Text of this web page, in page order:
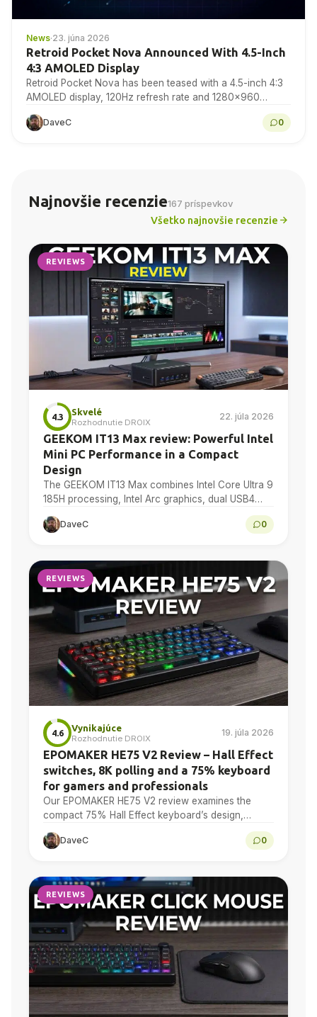
News·23. júna 2026
Retroid Pocket Nova Announced With 4.5-Inch
4:3 AMOLED Display
Retroid Pocket Nova has been teased with a 4.5-inch 4:3
AMOLED display, 120Hz refresh rate and 1280×960
DaveC 0
Najnovšie recenzie167 príspevkov
Všetko najnovšie recenzie
REVIEWS
4.3
Skvelé
Rozhodnutie DROIX
22. júla 2026
GEEKOM IT13 Max review: Powerful Intel
Mini PC Performance in a Compact
Design
The GEEKOM IT13 Max combines Intel Core Ultra 9
185H processing, Intel Arc graphics, dual USB4
DaveC 0
REVIEWS
4.6
Vynikajúce
Rozhodnutie DROIX
19. júla 2026
EPOMAKER HE75 V2 Review – Hall Effect
switches, 8K polling and a 75% keyboard
for gamers and professionals
Our EPOMAKER HE75 V2 review examines the
compact 75% Hall Effect keyboard’s design,
adjustable actuation, sound treatment, 8K polling,
software, battery and multi-device connectivity.
DaveC 0
REVIEWS